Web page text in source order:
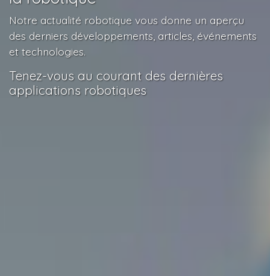
Notre actualité robotique vous donne un aperçu
des derniers développements, articles, événements
et technologies.
Tenez-vous au courant des dernières
applications robotiques